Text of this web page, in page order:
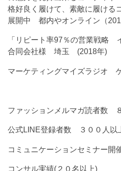
格好良く履けて、素敵に履ける
展開中 都内やオンライン（
「リピート率97％の営業戦略
合同会社様 埼玉 (2018年)
マーケティングマイズラジオ
ファッションメルマガ読者数
公式LINE登録者数 ３００人以
コミュニケーションセミナー開
コンサル実績(２０名以上)